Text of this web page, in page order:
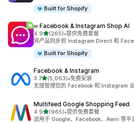
Built for Shopify
∞ Facebook & Instagram Shop AI
4.9星（满分 5 星）
(265)
总共 265 条评论
•提供免费套餐
将产品同步到 Instagram Direct 和
Built for Shopify
Facebook & Instagram
3.7星（满分 5 星）
(5,063)
总共 5063 条评论
•免费安装
无缝管理您的 Facebook 和 Instagram
Multifeed Google Shopping Feed
4.9星（满分 5 星）
(965)
总共 965 条评论
•提供免费套餐
适用于 Google、Facebook、Awin 等平